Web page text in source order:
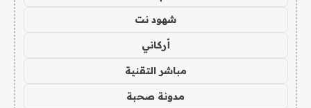
شهود نت
أركاني
مباشر التقنية
مدونة صحبة